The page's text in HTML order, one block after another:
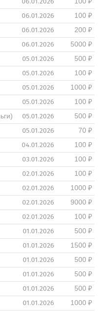
06.01.2026
100 ₽
06.01.2026
200 ₽
06.01.2026
5000 ₽
05.01.2026
500 ₽
05.01.2026
100 ₽
05.01.2026
1000 ₽
05.01.2026
100 ₽
05.01.2026
500 ₽
05.01.2026
70 ₽
04.01.2026
100 ₽
03.01.2026
100 ₽
02.01.2026
100 ₽
02.01.2026
1000 ₽
02.01.2026
9000 ₽
02.01.2026
100 ₽
01.01.2026
500 ₽
01.01.2026
1500 ₽
01.01.2026
500 ₽
01.01.2026
500 ₽
01.01.2026
500 ₽
01.01.2026
1000 ₽